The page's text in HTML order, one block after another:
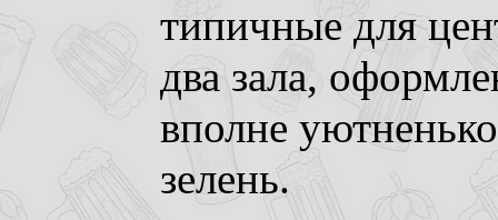
типичные для
два зала,
вполне
зелень.